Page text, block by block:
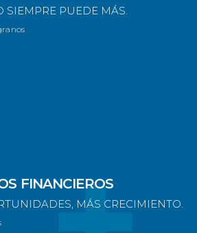
SIEMPRE PUEDE MÁS.
FINANCIEROS
MÁS CRECIMIENTO.